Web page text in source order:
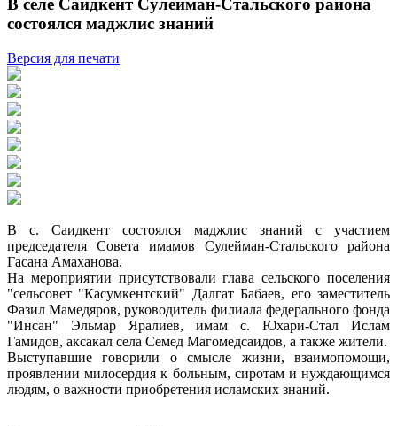
В селе Саидкент Сулейман-Стальского района
состоялся маджлис знаний
Версия для печати
В с. Саидкент состоялся маджлис знаний с участием
председателя Совета имамов Сулейман-Стальского района
Гасана Амаханова.
На мероприятии присутствовали глава сельского поселения
"сельсовет "Касумкентский" Далгат Бабаев, его заместитель
Фазил Мамедяров, руководитель филиала федерального фонда
"Инсан" Эльмар Яралиев, имам с. Юхари-Стал Ислам
Гамидов, аксакал села Семед Магомедсаидов, а также жители.
Выступавшие говорили о смысле жизни, взаимопомощи,
проявлении милосердия к больным, сиротам и нуждающимся
людям, о важности приобретения исламских знаний.